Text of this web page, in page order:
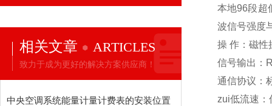
相关文章 ARTICLES
致力于成为更好的解决方案供应商！
中央空调系统能量计量计费表的安装位置
本地96段超
波信号强度
操 作：磁性
信号输出：
通信协议：
zui低流速：